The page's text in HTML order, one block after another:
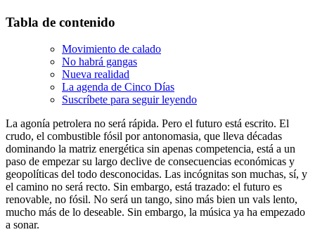
Tabla de contenido
Movimiento de calado
No habrá gangas
Nueva realidad
La agenda de Cinco Días
Suscríbete para seguir leyendo
La agonía petrolera no será rápida. Pero el futuro está escrito. El
crudo, el combustible fósil por antonomasia, que lleva décadas
dominando la matriz energética sin apenas competencia, está a un
paso de empezar su largo declive de consecuencias económicas y
geopolíticas del todo desconocidas. Las incógnitas son muchas, sí, y
el camino no será recto. Sin embargo, está trazado: el futuro es
renovable, no fósil. No será un tango, sino más bien un vals lento,
mucho más de lo deseable. Sin embargo, la música ya ha empezado
a sonar.